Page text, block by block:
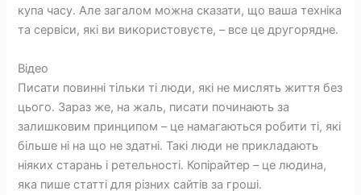
купа часу. Але загалом можна сказати, що ваша техніка
та сервіси, які ви використовуєте, – все це другорядне.
Відео
Писати повинні тільки ті люди, які не мислять життя без
цього. Зараз же, на жаль, писати починають за
залишковим принципом – це намагаються робити ті, які
більше ні на що не здатні. Такі люди не прикладають
ніяких старань і ретельності. Копірайтер – це людина,
яка пише статті для різних сайтів за гроші.